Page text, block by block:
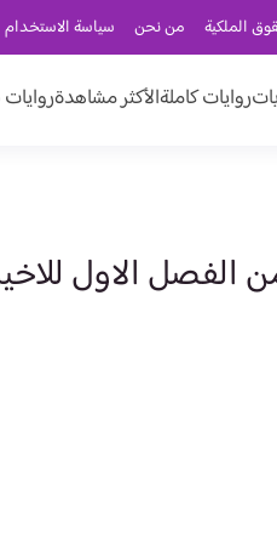
الملكية من نحن سياسة الاستخدام
روايات كاملةالأكثر مشاهدة
الفصل الاول